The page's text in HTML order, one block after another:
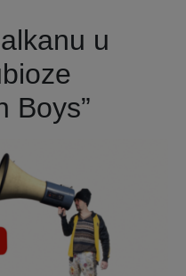
u
Boys”